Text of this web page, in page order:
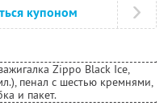
купоном
Zippo Black Ice,
пенал с шестью кремнями,
и пакет.